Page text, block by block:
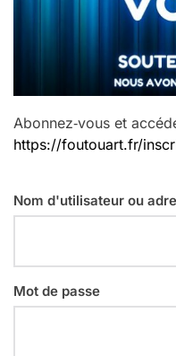
Abonnez‑vous et
https://foutouart.fr/
Nom d'utilisateur ou
Mot de passe